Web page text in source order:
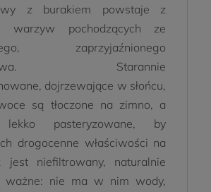
z burakiem powstaje z
pochodzących ze
zaprzyjaźnionego
Starannie
dojrzewające w słońcu,
są tłoczone na zimno, a
lekko pasteryzowane, by
drogocenne właściwości na
jest niefiltrowany, naturalnie
ważne: nie ma w nim wody,